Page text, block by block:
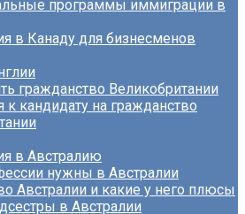
программы иммиграции в
в Канаду для бизнесменов
гражданство Великобритании
к кандидату на гражданство
в Австралию
нужны в Австралии
Австралии и какие у него плюсы
в Австралии